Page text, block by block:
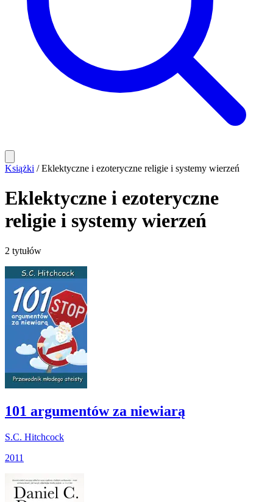
Książki / Eklektyczne i ezoteryczne religie i systemy wierzeń
Eklektyczne i ezoteryczne
religie i systemy wierzeń
2 tytułów
101 argumentów za niewiarą
S.C. Hitchcock
2011